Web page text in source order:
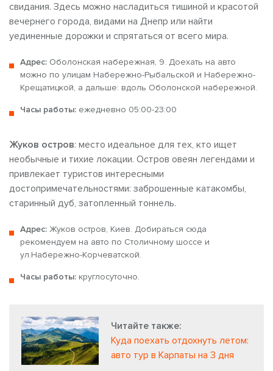
свидания. Здесь можно насладиться тишиной и красотой
вечернего города, видами на Днепр или найти
уединенные дорожки и спрятаться от всего мира.
Адрес: Оболонская набережная, 9. Доехать на авто
можно по улицам Набережно-Рыбальской и Набережно-
Крещатицкой, а дальше: вдоль Оболонской набережной.
Часы работы: ежедневно 05:00-23:00
Жуков остров: место идеальное для тех, кто ищет
необычные и тихие локации. Остров овеян легендами и
привлекает туристов интересными
достопримечательностями: заброшенные катакомбы,
старинный дуб, затопленный тоннель.
Адрес: Жуков остров, Киев. Добираться сюда
рекомендуем на авто по Столичному шоссе и
ул.Набережно-Корчеватской.
Часы работы: круглосуточно.
Читайте также:
Куда поехать отдохнуть летом:
авто тур в Карпаты на 3 дня